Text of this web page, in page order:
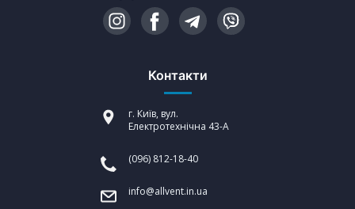
Контакти
г. Київ, вул.
Електротехнічна 43-А
(096) 812-18-40
info@allvent.in.ua